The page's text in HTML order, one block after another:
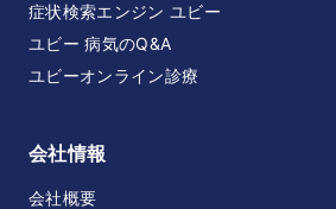
症状検索エンジン ユビー
ユビー 病気のQ&A
ユビーオンライン診療
会社情報
会社概要